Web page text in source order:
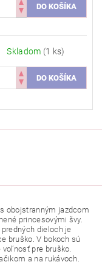
Skladom (1 ks)
obojstranným jazdcom
princesovými švy.
dieloch je
bruško. V bokoch sú
pre bruško.
a na rukávoch.